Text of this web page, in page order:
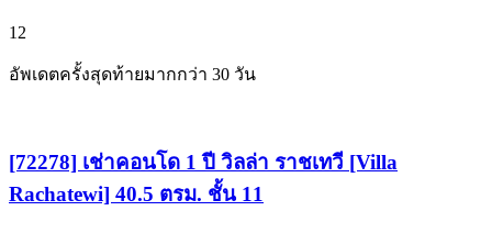
12
อัพเดตครั้งสุดท้ายมากกว่า 30 วัน
[72278] เช่าคอนโด 1 ปี วิลล่า ราชเทวี [Villa
Rachatewi] 40.5 ตรม. ชั้น 11